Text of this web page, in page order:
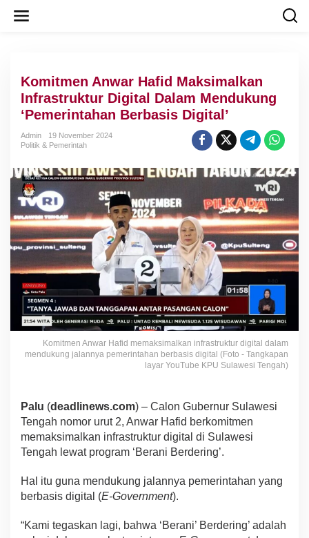
Komitmen Anwar Hafid Maksimalkan
Infrastruktur Digital Dalam Mendukung
‘Pemerintahan Berbasis Digital’
Admin
19 November 2024
Politik & Pemerintah
Komitmen Anwar Hafid memaksimalkan infrastruktur digital dalam
mendukung jalannya pemerintahan berbasis digital (Foto - Tangkapan
layar YouTube KPU Sulawesi Tengah)
Palu (deadlinews.com) – Calon Gubernur Sulawesi
Tengah nomor urut 2, Anwar Hafid berkomitmen
memaksimalkan infrastruktur digital di Sulawesi
Tengah lewat program ‘Berani Berdering’.
Hal itu guna mendukung jalannya pemerintahan yang
berbasis digital (E-Government).
“Kami tegaskan lagi, bahwa ‘Berani’ Berdering’ adalah